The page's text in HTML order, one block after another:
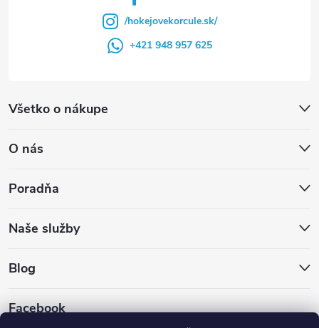
Všetko o nákupe
O nás
Poradňa
Naše služby
Blog
Facebook
/hokejovekorcule.sk/
+421 948 957 625